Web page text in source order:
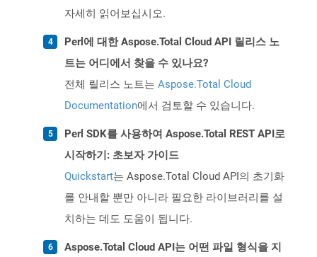
자세히 읽어보십시오.
Perl에 대한 Aspose.Total Cloud API 릴리스 노
트는 어디에서 찾을 수 있나요?
전체 릴리스 노트는 Aspose.Total Cloud
Documentation에서 검토할 수 있습니다.
Perl SDK를 사용하여 Aspose.Total REST API로
시작하기: 초보자 가이드
Quickstart는 Aspose.Total Cloud API의 초기화
를 안내할 뿐만 아니라 필요한 라이브러리를 설
치하는 데도 도움이 됩니다.
Aspose.Total Cloud API는 어떤 파일 형식을 지